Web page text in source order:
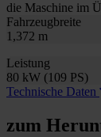
die Maschine im
Fahrzeugbreite
1,372 m
Leistung
80 kW (109 PS)
Technische Daten
zum